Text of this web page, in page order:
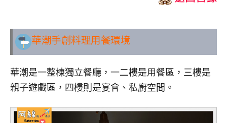
華潮手創料理用餐環境
華潮是一整棟獨立餐廳，一二樓是用餐區，三樓是
親子遊戲區，四樓則是宴會、私廚空間。